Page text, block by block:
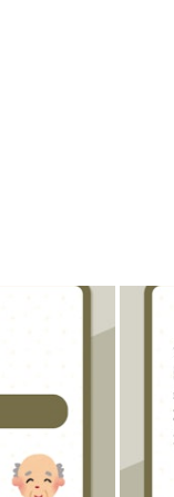
因在預期壽命中